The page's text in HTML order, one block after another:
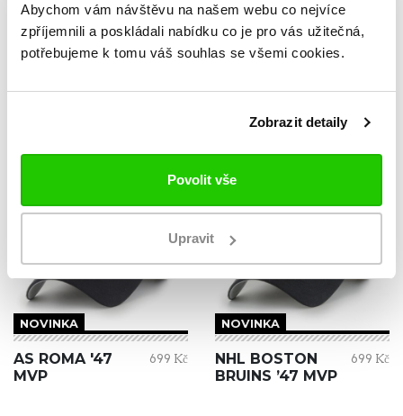
Abychom vám návštěvu na našem webu co nejvíce
zpříjemnili a poskládali nabídku co je pro vás užitečná,
potřebujeme k tomu váš souhlas se všemi cookies.
Zobrazit detaily
Povolit vše
Upravit
TABULKA VELIKOSTÍ
ZKOUKNI TAKÉ TYTO.
NOVINKA
AS ROMA '47
MVP
699 Kč
NOVINKA
NHL BOSTON
BRUINS ’47 MVP
699 Kč